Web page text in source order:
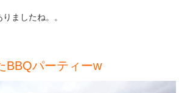
ましたね。。
BBQパーティーw